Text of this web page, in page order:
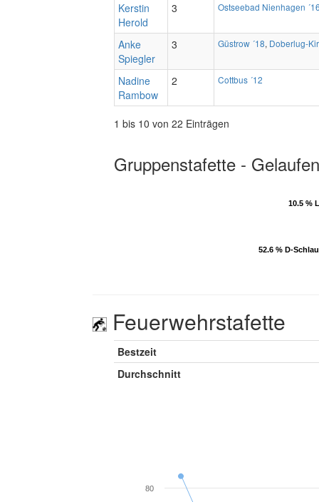
Kerstin
Herold
3 Ostseebad Nienhagen
Anke
Spiegler
3 Güstrow ´18, Doberlug-
Nadine
Rambow
2 Cottbus ´12
1 bis 10 von 22 Einträgen
Gruppenstafette -
52.6 % D-
52.6 % D-
10.5 %
10.5 %
Feuerwehrstafette
Bestzeit
Durchschnitt
80